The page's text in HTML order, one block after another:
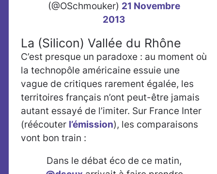
(@OSchmouker) 21 Novembre
2013
La (Silicon) Vallée du Rhône
C’est presque un paradoxe : au moment où
la technopôle américaine essuie une
vague de critiques rarement égalée, les
territoires français n’ont peut-être jamais
autant essayé de l’imiter. Sur France Inter
(réécouter l’émission), les comparaisons
vont bon train :
Dans le débat éco de ce matin,